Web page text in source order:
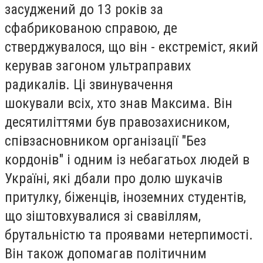
засуджений до 13 років за
сфабрикованою справою, де
стверджувалося, що він - екстреміст, який
керував загоном ультраправих
радикалів. Ці звинувачення
шокували всіх, хто знав Максима. Він
десятиліттями був правозахисником,
співзасновником організації "Без
кордонів" і одним із небагатьох людей в
Україні, які дбали про долю шукачів
притулку, біженців, іноземних студентів,
що зіштовхувалися зі свавіллям,
брутальністю та проявами нетерпимості.
Він також допомагав політичним